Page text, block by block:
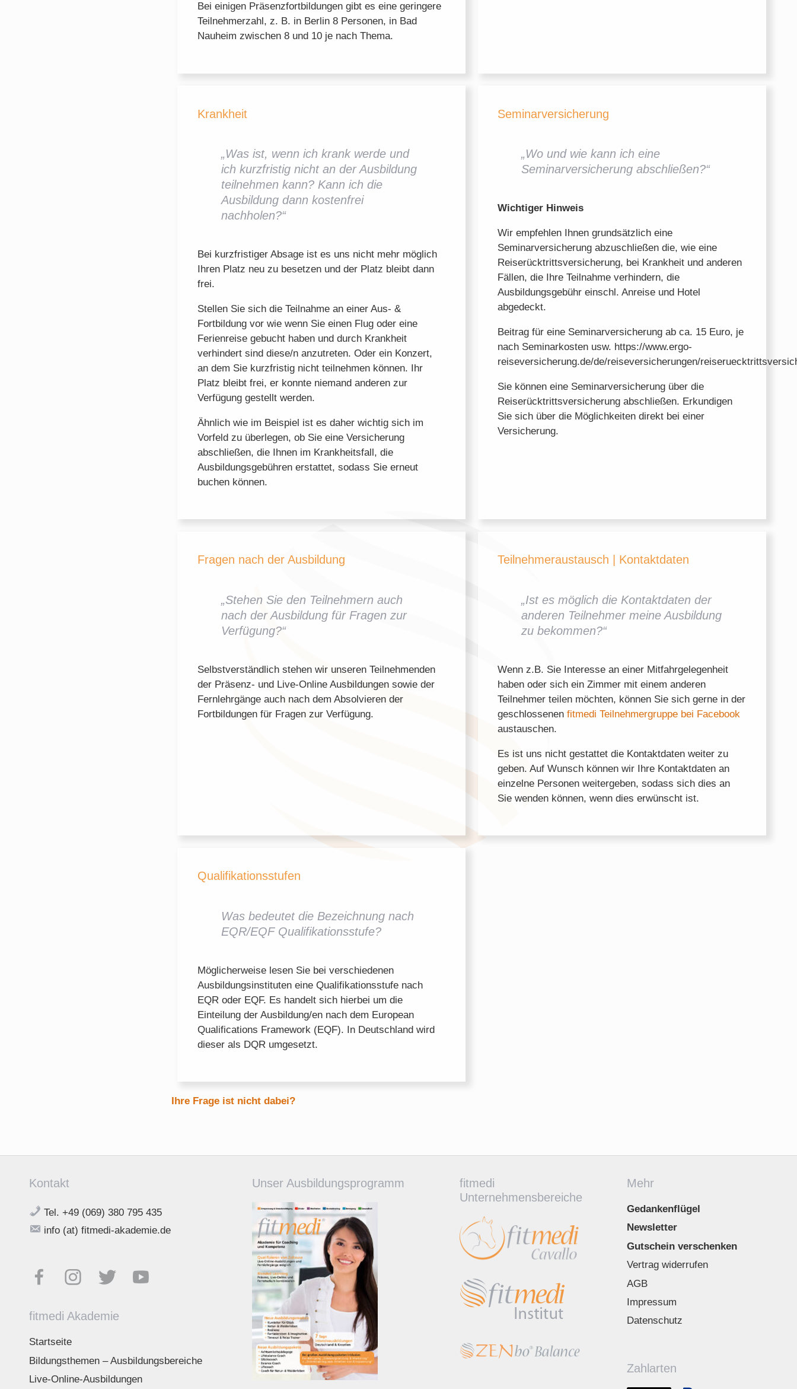
Bei einigen Präsenzfortbildungen gibt es eine geringere
Teilnehmerzahl, z. B. in Berlin 8 Personen, in Bad
Nauheim zwischen 8 und 10 je nach Thema.
Krankheit
„Was ist, wenn ich krank werde und
ich kurzfristig nicht an der Ausbildung
teilnehmen kann? Kann ich die
Ausbildung dann kostenfrei
nachholen?“
Bei kurzfristiger Absage ist es uns nicht mehr möglich
Ihren Platz neu zu besetzen und der Platz bleibt dann
frei.
Stellen Sie sich die Teilnahme an einer Aus- &
Fortbildung vor wie wenn Sie einen Flug oder eine
Ferienreise gebucht haben und durch Krankheit
verhindert sind diese/n anzutreten. Oder ein Konzert,
an dem Sie kurzfristig nicht teilnehmen können. Ihr
Platz bleibt frei, er konnte niemand anderen zur
Verfügung gestellt werden.
Ähnlich wie im Beispiel ist es daher wichtig sich im
Vorfeld zu überlegen, ob Sie eine Versicherung
abschließen, die Ihnen im Krankheitsfall, die
Ausbildungsgebühren erstattet, sodass Sie erneut
buchen können.
Seminarversicherung
„Wo und wie kann ich eine
Seminarversicherung abschließen?“
Wichtiger Hinweis
Wir empfehlen Ihnen grundsätzlich eine
Seminarversicherung abzuschließen die, wie eine
Reiserücktrittsversicherung, bei Krankheit und anderen
Fällen, die Ihre Teilnahme verhindern, die
Ausbildungsgebühr einschl. Anreise und Hotel
abgedeckt.
Beitrag für eine Seminarversicherung ab ca. 15 Euro, je
nach Seminarkosten usw. https://www.ergo-
reiseversicherung.de/de/reiseversicherungen/
Sie können eine Seminarversicherung über die
Reiserücktrittsversicherung abschließen. Erkundigen
Sie sich über die Möglichkeiten direkt bei einer
Versicherung.
Fragen nach der Ausbildung
„Stehen Sie den Teilnehmern auch
nach der Ausbildung für Fragen zur
Verfügung?“
Selbstverständlich stehen wir unseren Teilnehmenden
der Präsenz- und Live-Online Ausbildungen sowie der
Fernlehrgänge auch nach dem Absolvieren der
Fortbildungen für Fragen zur Verfügung.
Teilnehmeraustausch | Kontaktdaten
„Ist es möglich die Kontaktdaten der
anderen Teilnehmer meine Ausbildung
zu bekommen?“
Wenn z.B. Sie Interesse an einer Mitfahrgelegenheit
haben oder sich ein Zimmer mit einem anderen
Teilnehmer teilen möchten, können Sie sich gerne in der
geschlossenenfitmedi Teilnehmergruppe bei Facebook
austauschen.
Es ist uns nicht gestattet die Kontaktdaten weiter zu
geben. Auf Wunsch können wir Ihre Kontaktdaten an
einzelne Personen weitergeben, sodass sich dies an
Sie wenden können, wenn dies erwünscht ist.
Qualifikationsstufen
Was bedeutet die Bezeichnung nach
EQR/EQF Qualifikationsstufe?
Möglicherweise lesen Sie bei verschiedenen
Ausbildungsinstituten eine Qualifikationsstufe nach
EQR oder EQF. Es handelt sich hierbei um die
Einteilung der Ausbildung/en nach dem European
Qualifications Framework (EQF). In Deutschland wird
dieser als DQR umgesetzt.
Ihre Frage ist nicht dabei?
Kontakt
Tel. +49 (069) 380 795 435
info (at) fitmedi-akademie.de
fitmedi Akademie
Startseite
Bildungsthemen – Ausbildungsbereiche
Live-Online-Ausbildungen
Unser Ausbildungsprogramm
fitmedi
Unternehmensbereiche
Mehr
Gedankenflügel
Newsletter
Gutschein verschenken
Vertrag widerrufen
AGB
Impressum
Datenschutz
Zahlarten